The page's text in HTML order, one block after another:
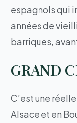
espagnols qui
années de
barriques,
GRAND
C’est une
Alsace et en